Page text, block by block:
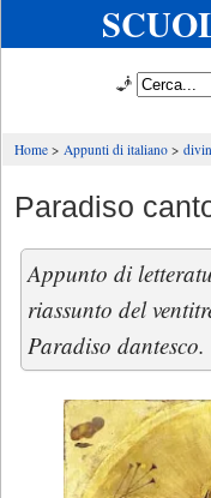
🧞
Home Appunti di italiano
Paradiso
Appunto di
riassunto del
Paradiso dantesco.